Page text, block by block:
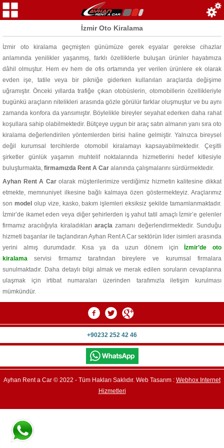
İzmir Oto Kiralama
İzmir oto kiralama geçmişten günümüze gerek eşyalar gerekse cihazlar
anlamında yenilikler yaşanmış, farklı özelliklerle buluşan ürünler hayatımıza
dâhil olmuştur. Hem ev hem de ofis ortamında yer verilen ürünlere ek olarak
evden işe, tatile veya bir pikniğe giderken kullanılan araçlarda değişime
uğramıştır. Önceki yıllarda trafiğe çıkan otobüslerin, otomobillerin özellikleriyle
bugünkü araçların nitelikleri arasında gözle görülür farklar oluşmuştur ve bu aynı
zamanda konfora da yansımıştır. Böylelikle bireyler seyahat ederken daha rahat
koşullara sahip olabilmektedir. Bütçeye uygun bir araç satın almanın yanı sıra oto
kiralama değerlendirilen yöntemlerden birisi haline gelmiştir. Yalnızca bireysel
değil kurumsal tercihlerde otomobil kiralamayı kapsayabilmektedir. Çeşitli
şirketler günlük yaşamın muhtelif noktalarında hizmetlerini hedef kitlesiyle
buluşturmakta, firmamızda Rent A Car alanında çalışmalarını sürdürmektedir.
Ayhan Rent A Carolarak müşterilerimize verdiğimiz hizmetin kalitesine dikkat
etmekte, memnuniyet ilkesine bağlı kalmaya özen göstermekteyiz. Araçlarımız
son model olup vize, kasko, bakım işlemleri eksiksiz şekilde tamamlanmaktadır.
İzmir’de ikamet eden veya diğer şehirlerden iş yahut tatil amaçlı İzmir’e gelenler
firmamız aracılığıyla kiraladıkları araçlazamanı değerlendirmektedir. Sunduğu
hizmeti başarılar ile taçlandıran Ayhan Rent A Car sektörün lider isimleri arasında
yerini almış durumdadır. Kısa ya da uzun dönem için
İzmir’de oto
kiralama servisi firmamız tarafından bireylere ve kurumsal firmalara
sunulmaktadır. Daha detaylı bilgi almak ve merak edilen soruların cevaplarına
ulaşmak için irtibat numaraları üzerinden tarafımızla iletişim kurulması
mümkündür.
+90232 252 42 46
Ayhan Rent a Car © 2022 - Tüm Hakları Saklıdır. Web Tasarım : Webhox Internet
Hizmetleri